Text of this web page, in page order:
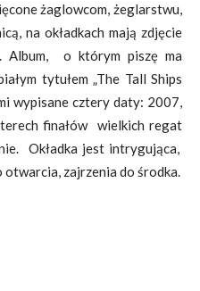
żaglowcom, żeglarstwu,
na okładkach mają zdjęcie
Album, o którym piszę ma
tytułem „The Tall Ships
wypisane cztery daty: 2007,
finałów wielkich regat
Okładka jest intrygująca,
otwarcia, zajrzenia do środka.